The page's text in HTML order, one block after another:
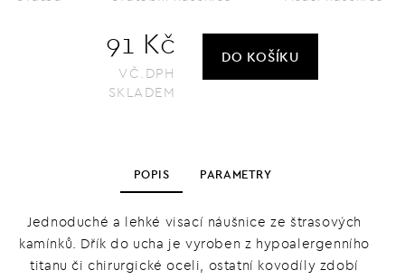
91 Kč
VČ.DPH
SKLADEM
DO KOŠÍKU
POPIS PARAMETRY
Jednoduché a lehké visací náušnice ze štrasových
kamínků. Dřík do ucha je vyroben z hypoalergenního
titanu či chirurgické oceli, ostatní kovodíly zdobí